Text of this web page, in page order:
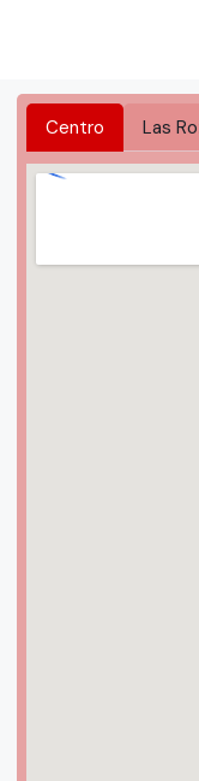
Centro Las